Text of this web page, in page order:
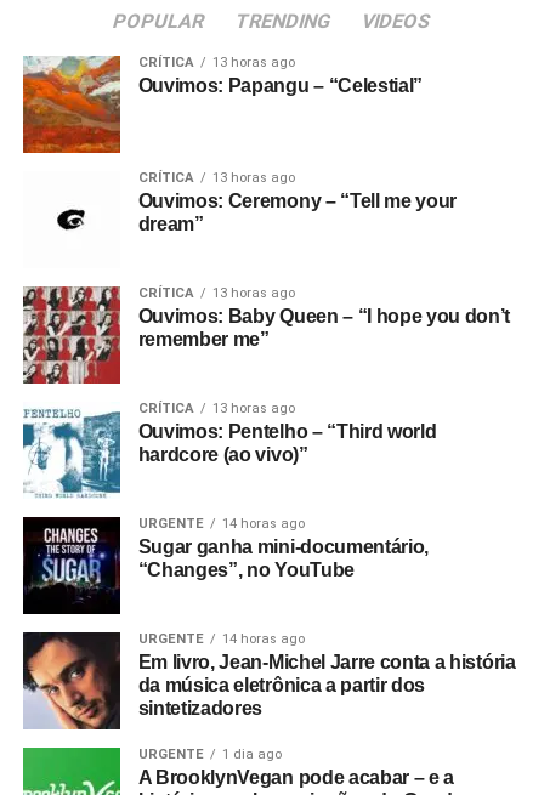
A adaptação da história é uma continuação das aventuras
nas quais o personagem já havia se envolvido. Pinóquio
já havia virado uma criança e, como castigo por ter
mentido, desobedecido e feito umas coisas erradas, tinha
voltado a ser um boneco de madeira (e sonhava em voltar
a ser um menino).
O garoto frequentava a escola, vivia com o pai (o
carpinteiro Gepeto, que passava por uma baita crise
financeira). Mas cai de novo numas tentações aí da rua, e
acaba indo parar numa aventura espacial, ao lado de
uma tartaruga alien, enviada por seu governo para
investigar um aumento incomum de radiação em Marte.
POPULAR TRENDING VIDEOS
CRÍTICA 13 horas ago
Ouvimos: Papangu – “Celestial”
CRÍTICA 13 horas ago
Ouvimos: Ceremony – “Tell me your
dream”
CRÍTICA 13 horas ago
Ouvimos: Baby Queen – “I hope you don’t
remember me”
CRÍTICA 13 horas ago
Ouvimos: Pentelho – “Third world
hardcore (ao vivo)”
URGENTE 14 horas ago
Sugar ganha mini-documentário,
“Changes”, no YouTube
URGENTE 14 horas ago
Em livro, Jean-Michel Jarre conta a história
da música eletrônica a partir dos
sintetizadores
URGENTE 1 dia ago
A BrooklynVegan pode acabar – e a